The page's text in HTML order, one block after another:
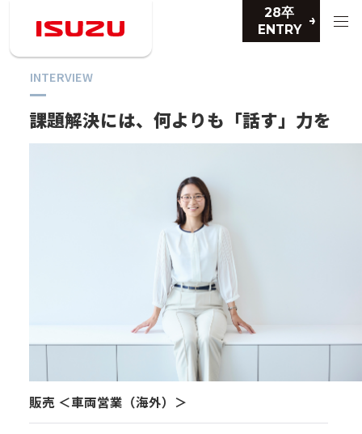
28卒
ENTRY
INTERVIEW
課題解決には、何よりも 「話す」力を
販売 ＜車両営業（海外）＞